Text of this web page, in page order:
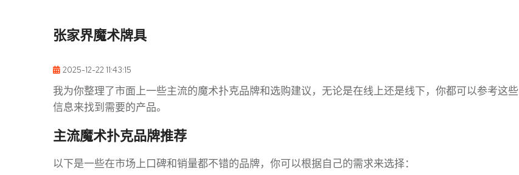
张家界魔术牌具
2025-12-22 11:43:15
我为你整理了市面上一些主流的魔术扑克品牌和选购建议，无论是在线上还是线下，你都可以参考这些
信息来找到需要的产品。
主流魔术扑克品牌推荐
以下是一些在市场上口碑和销量都不错的品牌，你可以根据自己的需求来选择：